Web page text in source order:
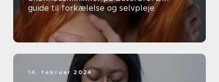
guide til forkælelse og selvpleje
14. februar 2024